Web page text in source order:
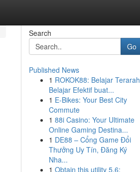
Search
Go
Published News
1 ROKOK88: Belajar Terarah
Belajar Efektif buat...
1 E-Bikes: Your Best City
Commute
1 88i Casino: Your Ultimate
Online Gaming Destina...
1 DE88 – Cổng Game Đổi
Thưởng Uy Tín, Đăng Ký
Nha...
1 Obtain this utility 5.6: